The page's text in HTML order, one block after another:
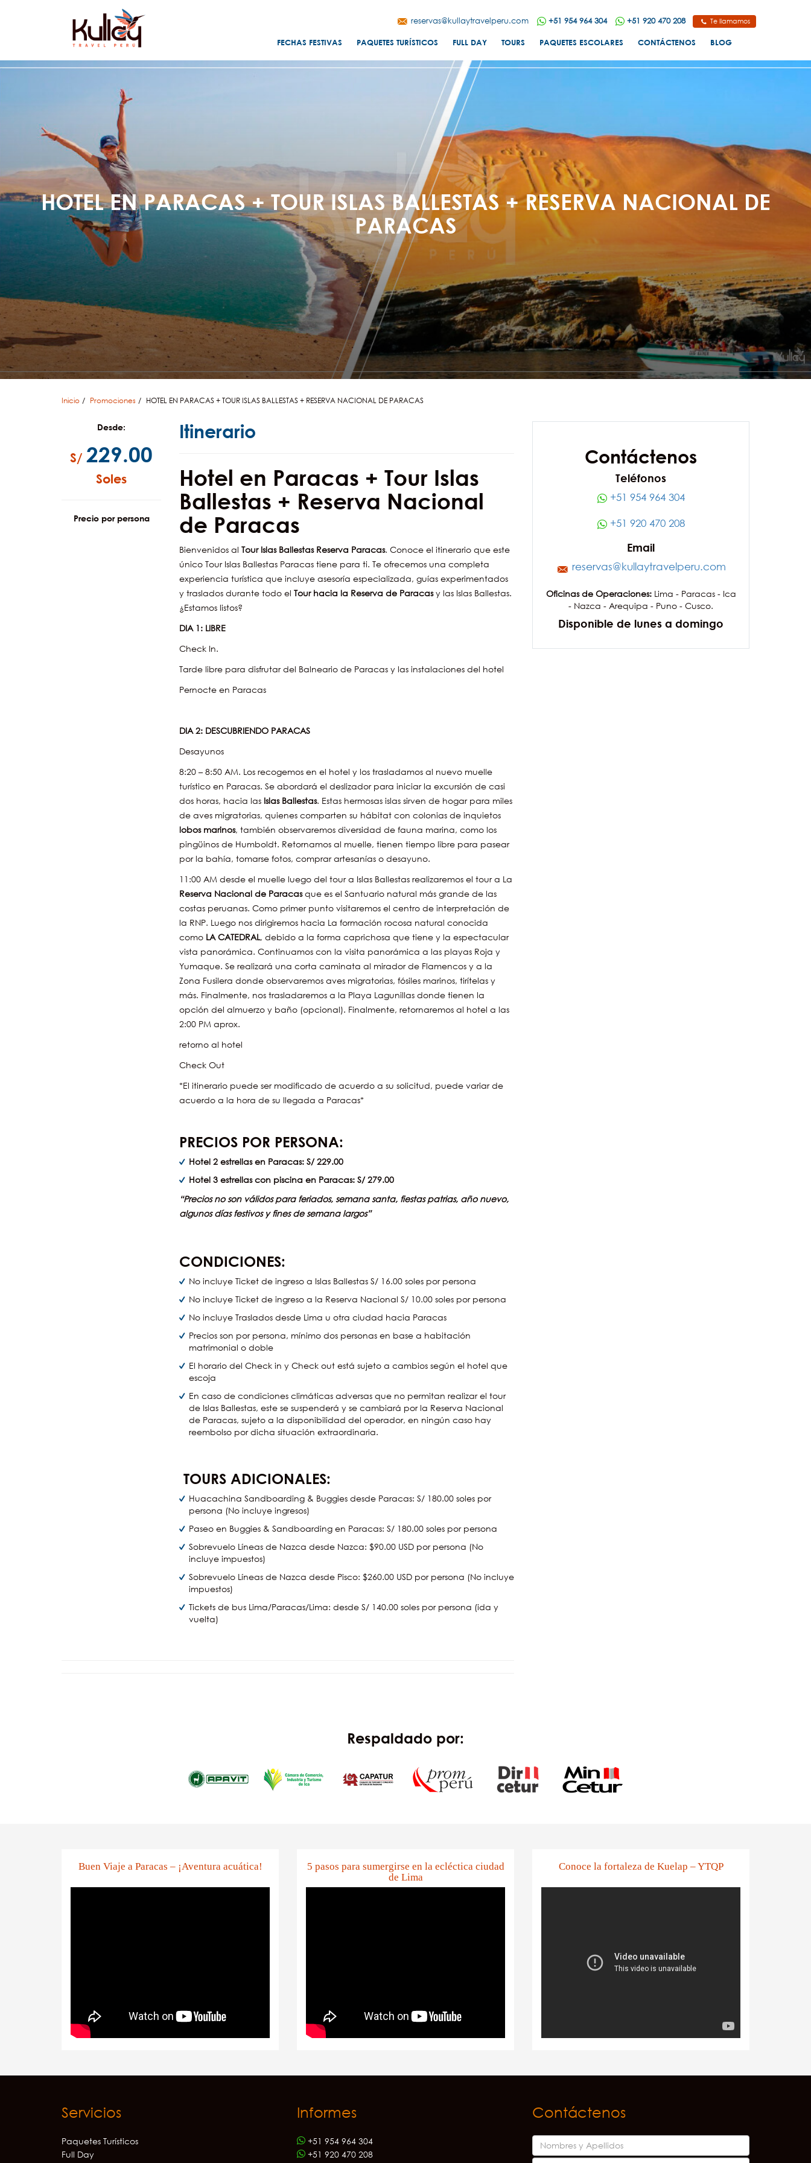
reservas@kullaytravelperu.com +51 954 964 304 +51 920 470 208 Te llamamos
FECHAS FESTIVAS PAQUETES TURÍSTICOS FULL DAY TOURS PAQUETES ESCOLARES CONTÁCTENOS BLOG
HOTEL EN PARACAS + TOUR ISLAS BALLESTAS + RESERVA NACIONAL DE
PARACAS
Inicio Promociones HOTEL EN PARACAS + TOUR ISLAS BALLESTAS + RESERVA NACIONAL DE PARACAS
Desde:
S/ 229.00
Soles
Precio por persona
Itinerario
Hotel en Paracas + Tour Islas
Ballestas + Reserva Nacional
de Paracas
Bienvenidos al Tour Islas Ballestas Reserva Paracas. Conoce el itinerario que este
único Tour Islas Ballestas Paracas tiene para ti. Te ofrecemos una completa
experiencia turística que incluye asesoría especializada, guías experimentados
y traslados durante todo el Tour hacia la Reserva de Paracasy las Islas Ballestas.
¿Estamos listos?
DIA 1: LIBRE
Check In.
Tarde libre para disfrutar del Balneario de Paracas y las instalaciones del hotel
Pernocte en Paracas
DIA 2: DESCUBRIENDO PARACAS
Desayunos
8:20 – 8:50 AM. Los recogemos en el hotel y los trasladamos al nuevo muelle
turístico en Paracas. Se abordará el deslizador para iniciar la excursión de casi
dos horas, hacia las Islas Ballestas. Estas hermosas islas sirven de hogar para miles
de aves migratorias, quienes comparten su hábitat con colonias de inquietos
lobos marinos, también observaremos diversidad de fauna marina, como los
pingüinos de Humboldt. Retornamos al muelle, tienen tiempo libre para pasear
por la bahía, tomarse fotos, comprar artesanías o desayuno.
11:00 AM desde el muelle luego del tour a Islas Ballestas realizaremos el tour a La
Reserva Nacional de Paracasque es el Santuario natural más grande de las
costas peruanas. Como primer punto visitaremos el centro de interpretación de
la RNP. Luego nos dirigiremos hacia La formación rocosa natural conocida
como LA CATEDRAL, debido a la forma caprichosa que tiene y la espectacular
vista panorámica. Continuamos con la visita panorámica a las playas Roja y
Yumaque. Se realizará una corta caminata al mirador de Flamencos y a la
Zona Fusilera donde observaremos aves migratorias, fósiles marinos, tirítelas y
más. Finalmente, nos trasladaremos a la Playa Lagunillas donde tienen la
opción del almuerzo y baño (opcional). Finalmente, retornaremos al hotel a las
2:00 PM aprox.
retorno al hotel
Check Out
*El itinerario puede ser modificado de acuerdo a su solicitud, puede variar de
acuerdo a la hora de su llegada a Paracas*
PRECIOS POR PERSONA:
Hotel 2 estrellas en Paracas: S/ 229.00
Hotel 3 estrellas con piscina en Paracas: S/ 279.00
“Precios no son válidos para feriados, semana santa, fiestas patrias, año nuevo,
algunos días festivos y fines de semana largos”
CONDICIONES:
No incluye Ticket de ingreso a Islas Ballestas S/ 16.00 soles por persona
No incluye Ticket de ingreso a la Reserva Nacional S/ 10.00 soles por persona
No incluye Traslados desde Lima u otra ciudad hacia Paracas
Precios son por persona, mínimo dos personas en base a habitación
matrimonial o doble
El horario del Check in y Check out está sujeto a cambios según el hotel que
escoja
En caso de condiciones climáticas adversas que no permitan realizar el tour
de Islas Ballestas, este se suspenderá y se cambiará por la Reserva Nacional
de Paracas, sujeto a la disponibilidad del operador, en ningún caso hay
reembolso por dicha situación extraordinaria.
TOURS ADICIONALES:
Huacachina Sandboarding & Buggies desde Paracas: S/ 180.00 soles por
persona (No incluye ingresos)
Paseo en Buggies & Sandboarding en Paracas: S/ 180.00 soles por persona
Sobrevuelo Líneas de Nazca desde Nazca: $90.00 USD por persona (No
incluye impuestos)
Sobrevuelo Líneas de Nazca desde Pisco: $260.00 USD por persona (No incluye
impuestos)
Tickets de bus Lima/Paracas/Lima: desde S/ 140.00 soles por persona (ida y
vuelta)
Contáctenos
Teléfonos
+51 954 964 304
+51 920 470 208
Email
reservas@kullaytravelperu.com
Oficinas de Operaciones:Lima - Paracas - Ica
- Nazca - Arequipa - Puno - Cusco.
Disponible de lunes a domingo
Respaldado por:
Buen Viaje a Paracas – ¡Aventura acuática!
5 pasos para sumergirse en la ecléctica ciudad
de Lima
Conoce la fortaleza de Kuelap – YTQP
Servicios
Paquetes Turísticos
Full Day
Informes
+51 954 964 304
+51 920 470 208
Contáctenos